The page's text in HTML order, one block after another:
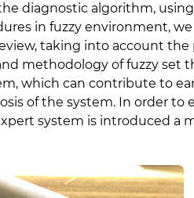
diagnostic algorithm,
in fuzzy environment,
taking into account the
methodology of fuzzy set
which can contribute to
of the system. In order to
system is introduced a